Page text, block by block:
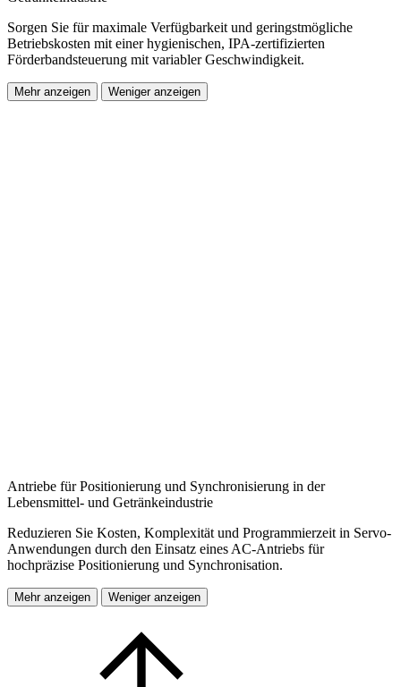
Sorgen Sie für maximale Verfügbarkeit und geringstmögliche
Betriebskosten mit einer hygienischen, IPA-zertifizierten
Förderbandsteuerung mit variabler Geschwindigkeit.
Mehr anzeigen Weniger anzeigen
Antriebe für Positionierung und Synchronisierung in der
Lebensmittel- und Getränkeindustrie
Reduzieren Sie Kosten, Komplexität und Programmierzeit in Servo-
Anwendungen durch den Einsatz eines AC-Antriebs für
hochpräzise Positionierung und Synchronisation.
Mehr anzeigen Weniger anzeigen